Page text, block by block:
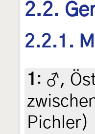
2.2.
2.2.1.
1 : ♂,
Pichler)